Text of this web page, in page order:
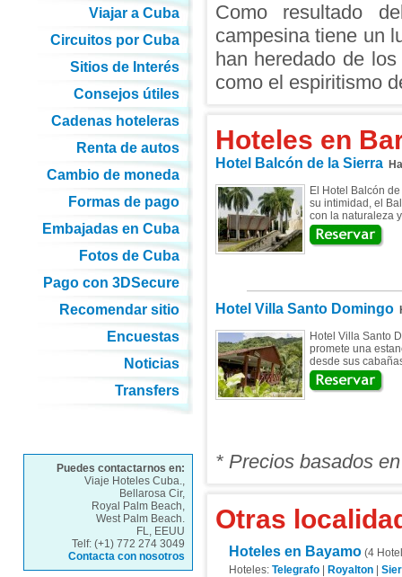
Como resultado
campesina tiene un
han heredado de
como el espiritismo
Hoteles en
Hotel Balcón de la Sierra
El Hotel Balcón
su intimidad, el
con la naturaleza
Hotel Villa Santo Domingo
Hotel Villa Santo
promete una
desde sus
* Precios basados
Otras
Hoteles en Bayamo(4
Hoteles: Telegrafo| Royalton|
Viajar a Cuba
Circuitos por Cuba
Sitios de Interés
Consejos útiles
Cadenas hoteleras
Renta de autos
Cambio de moneda
Formas de pago
Embajadas en Cuba
Fotos de Cuba
Pago con 3DSecure
Recomendar sitio
Encuestas
Noticias
Transfers
Puedes contactarnos en:
Viaje Hoteles Cuba.,
Bellarosa Cir,
Royal Palm Beach,
West Palm Beach.
FL, EEUU
Telf: (+1) 772 274 3049
Contacta con nosotros